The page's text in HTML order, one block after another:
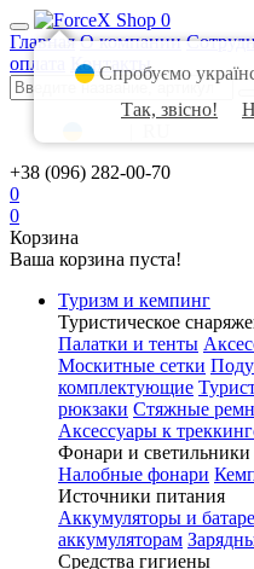
0
Главная О компании
оплата
Контакты
+38 (096) 282-00-70
0
0
Корзина
Ваша корзина пуста!
Туризм и кемпинг
Туристическое
Палатки и тенты
Москитные сетки
комплектующие
рюкзаки Стяжные
Аксессуары к
Фонари и светильники
Налобные фонари
Источники питания
Аккумуляторы и
аккумуляторам
Средства гигиены
Спробуємо
Так, звісно!